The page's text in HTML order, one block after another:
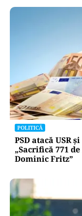
POLITICĂ
PSD atacă USR
„Sacrifică 771
Dominic Fritz”